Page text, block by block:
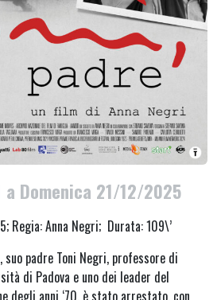
a Domenica 21/12/2025
Regia: Anna Negri; Durata: 109\’
suo padre Toni Negri, professore di
di Padova e uno dei leader del
degli anni ‘70, è stato arrestato, con